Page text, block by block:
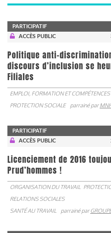
PARTICIPATIF
ACCÈS PUBLIC
Politique anti-
discours d’inclusion se
Filiales
EMPLOI, FORMATION ET COMPÉTENCES
PROTECTION SOCIALE
parrainé par
PARTICIPATIF
ACCÈS PUBLIC
Licenciement de 2016
Prud’hommes !
ORGANISATION DU TRAVAIL
RELATIONS SOCIALES
SANTÉ AU TRAVAIL
parrainé par